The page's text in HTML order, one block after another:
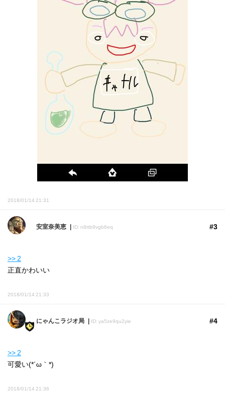
2018/01/14 21:31
安室奈美恵 ID: n8ttb9vgb6eq #3
>> 2
正直かわいい
2018/01/14 21:33
にゃんこラジオ局 ID: ya5ze9qu2yie #4
>> 2
可愛い(*´ω｀*)
2018/01/14 21:36